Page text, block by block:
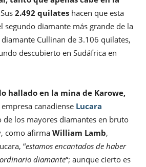
2.492 quilates hacen que esta
segundo diamante más grande de la
Cullinan de 3.106 quilates,
descubierto en Sudáfrica en
hallado en la mina de Karowe,
canadiense Lucara
de los mayores diamantes en bruto
como afirma William Lamb,
“estamos encantados de haber
diamante“; aunque cierto es